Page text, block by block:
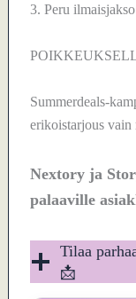
3. Peru
Summerdeals-
erikoistarjous vain
Nextory ja
palaaville
Tilaa
📩